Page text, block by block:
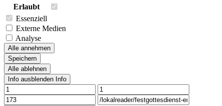
Erlaubt
Essenziell
Externe Medien
Analyse
Alle annehmen
Speichern
Alle ablehnen
Info ausblenden Info